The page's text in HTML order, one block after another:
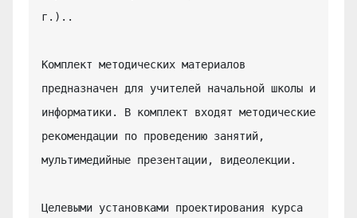
г.)..
Комплект методических материалов
предназначен для учителей начальной школы и
информатики. В комплект входят методические
рекомендации по проведению занятий,
мультимедийные презентации, видеолекции.
Целевыми установками проектирования курса